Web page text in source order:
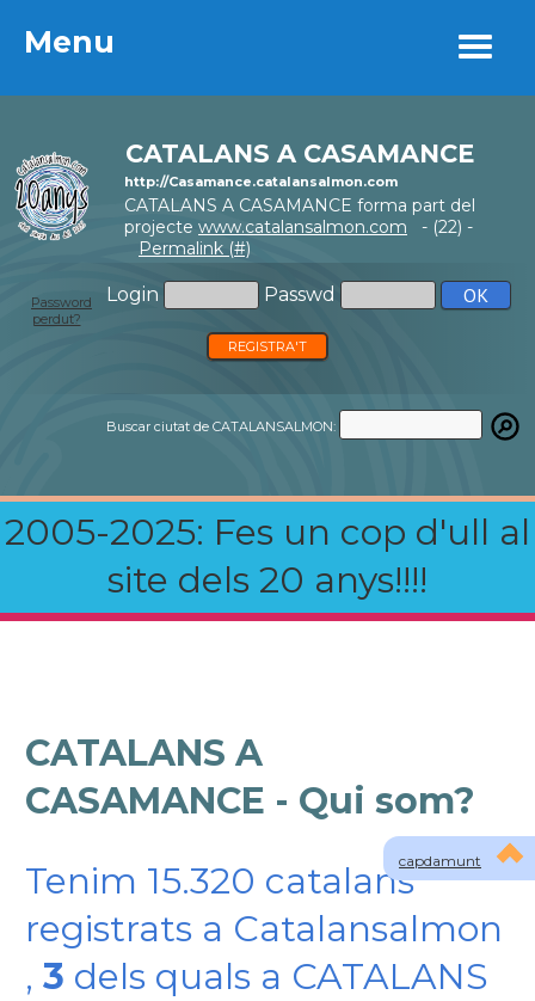
Menu
CATALANS A CASAMANCE
http://Casamance.catalansalmon.com
CATALANS A CASAMANCE forma part del
projecte www.catalansalmon.com - (22) -
Permalink (#)
Login Passwd
Password
perdut?
REGISTRA'T
Buscar ciutat de CATALANSALMON:
2005-2025: Fes un cop d'ull al
site dels 20 anys!!!!
Menu
capdamunt
CATALANS A
CASAMANCE - Qui som?
Tenim 15.320 catalans
registrats a Catalansalmon
, 3 dels quals a CATALANS